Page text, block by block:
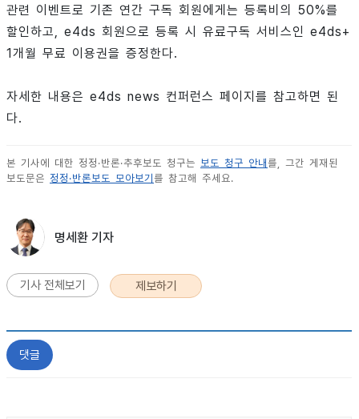
관련 이벤트로 기존 연간 구독 회원에게는 등록비의 50%를
할인하고, e4ds 회원으로 등록 시 유료구독 서비스인 e4ds+
1개월 무료 이용권을 증정한다.
자세한 내용은 e4ds news 컨퍼런스 페이지를 참고하면 된
다.
본 기사에 대한 정정·반론·추후보도 청구는 보도 청구 안내를, 그간 게재된
보도문은 정정·반론보도 모아보기를 참고해 주세요.
명세환 기자
기사 전체보기 제보하기
댓글